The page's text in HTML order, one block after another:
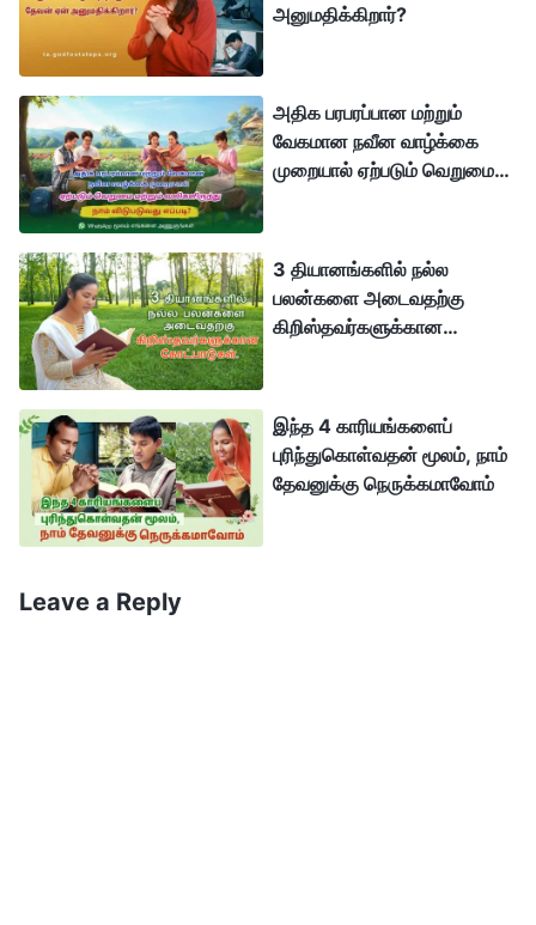
தோட்டத்தில் தேவனின் கவனிப்பு மற்றும் பாதுகாப்பின் கீழ்
வாழ்ந்தார்கள், கவலையிலிருந்து முற்றிலும்
விடுபட்டார்கள்; அவர்களுக்கு எந்த நோயோ மரணமோ
தெரியாது, எந்தவொரு துன்பமும் கவலையும் இல்லை.
பின்பு, ஆதாமும் ஏவாளும் சாத்தானால் நன்மை தீமை
அறியத்தக்க விருட்சத்திலிருந்து கனியைப்
தடை விதித்தார், எனவே அவர்கள் தேவனைத் தவிர்த்து,
துரோகம் செய்தார்கள், அவர்கள் தேவனின் கவனிப்பையும்
பாதுகாப்பையும் இழந்தார்கள், அவர்கள் சாத்தானின்
ஆதிக்கத்தின் கீழே விழுந்தார்கள். எனவே, நோய்,
கவலை, வெறுமை, மரணம் போன்றவை மனிதகுலத்தின்
மீது வந்தன. ஆயிரக்கணக்கான ஆண்டுகளாக,
மனிதனை ஏமாற்றவும் சீர்கெட்டுப்போகப் பண்ணவும்
சாத்தான் பிரபலமான மற்றும் பெரிய மனிதர்களின்
மதங்களுக்கு எதிரான கொள்கைகளையும் தவறுகளையும்
அனுமதிக்கிறார்?
அதிக பரபரப்பான மற்றும்
வேகமான நவீன வாழ்க்கை
முறையால் ஏற்படும் வெறுமை
3 தியானங்களில் நல்ல
பலன்களை அடைவதற்கு
கிறிஸ்தவர்களுக்கான
இந்த 4 காரியங்களைப்
புரிந்துகொள்வதன் மூலம், நாம்
தேவனுக்கு நெருக்கமாவோம்
Leave a Reply